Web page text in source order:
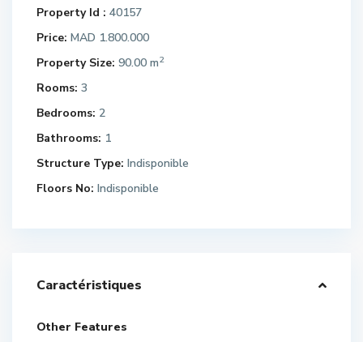
Property Id : 40157
Price: MAD 1.800.000
Property Size: 90.00 m2
Rooms: 3
Bedrooms: 2
Bathrooms: 1
Structure Type: Indisponible
Floors No: Indisponible
Caractéristiques
Other Features